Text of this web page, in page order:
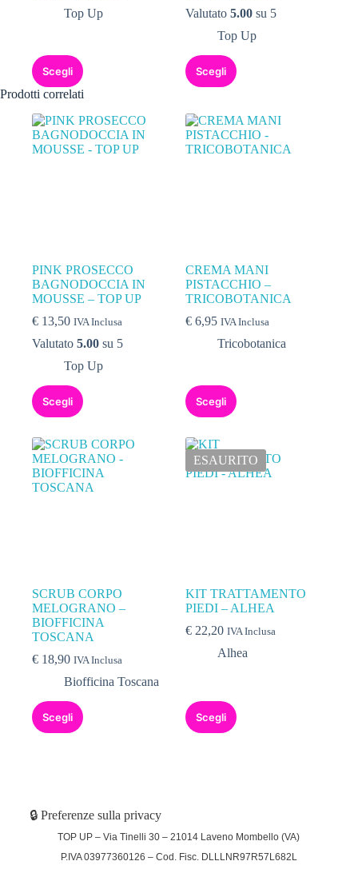
Top Up
Scegli
Valutato5.00 su 5
Top Up
Scegli
Prodotti correlati
PINK PROSECCO
BAGNODOCCIA IN
MOUSSE – TOP UP
€ 13,50 IVA Inclusa
Valutato 5.00 su 5
Top Up
Scegli
CREMA MANI
PISTACCHIO –
TRICOBOTANICA
€ 6,95 IVA Inclusa
Tricobotanica
Scegli
SCRUB CORPO
MELOGRANO –
BIOFFICINA
TOSCANA
€ 18,90 IVA Inclusa
Biofficina Toscana
Scegli
ESAURITO
KIT TRATTAMENTO
PIEDI – ALHEA
€ 22,20 IVA Inclusa
Alhea
Scegli
🔒 Preferenze sulla privacy
TOP UP – Via Tinelli 30 – 21014 Laveno Mombello (VA)
P.IVA 03977360126 – Cod. Fisc. DLLLNR97R57L682L